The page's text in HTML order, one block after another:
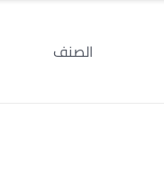
الصنف